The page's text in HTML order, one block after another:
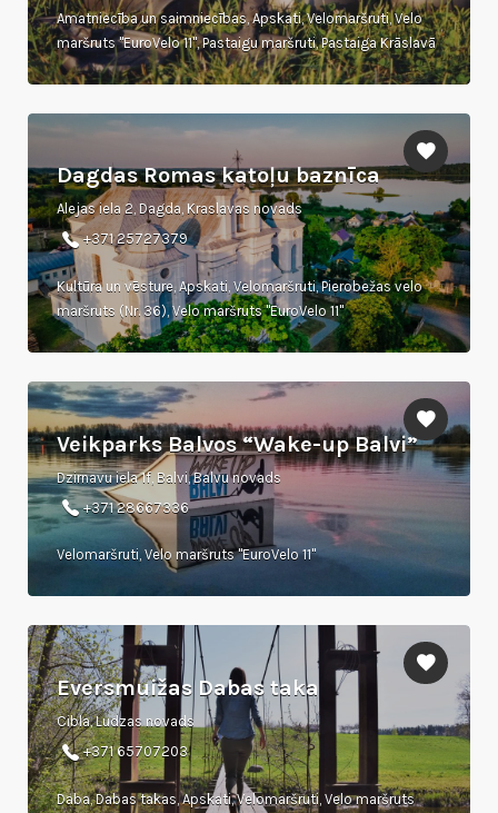
Amatniecība un saimniecības, Apskati, Velomaršruti, Velo
maršruts "EuroVelo 11", Pastaigu maršruti, Pastaiga Krāslavā
Dagdas Romas katoļu baznīca
Alejas iela 2, Dagda, Kraslavas novads
+371 25727379
Kultūra un vēsture, Apskati, Velomaršruti, Pierobežas velo
maršruts (Nr. 36), Velo maršruts "EuroVelo 11"
Veikparks Balvos “Wake-up Balvi”
Dzirnavu iela 1f, Balvi, Balvu novads
+371 28667336
Velomaršruti, Velo maršruts "EuroVelo 11"
Eversmuižas Dabas taka
Cibla, Ludzas novads
+371 65707203
Daba, Dabas takas, Apskati, Velomaršruti, Velo maršruts